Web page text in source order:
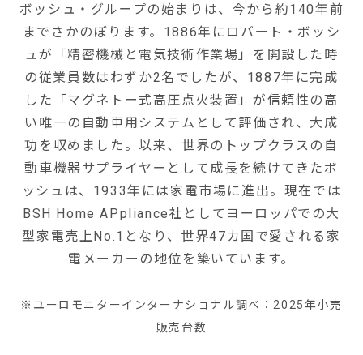
ボッシュ・グループの始まりは、今から約140年前
までさかのぼります。1886年にロバート・ボッシ
ュが「精密機械と電気技術作業場」を開設した時
の従業員数はわずか2名でしたが、1887年に完成
した「マグネトー式高圧点火装置」が信頼性の高
い唯一の自動車用システムとして評価され、大成
功を収めました。以来、世界のトップクラスの自
動車機器サプライヤーとして成長を続けてきたボ
ッシュは、1933年には家電市場に進出。現在では
BSH Home APpliance社としてヨーロッパでの大
型家電売上No.1となり、世界47カ国で愛される家
電メーカーの地位を築いています。
※ユーロモニターインターナショナル調べ：2025年小売
販売台数